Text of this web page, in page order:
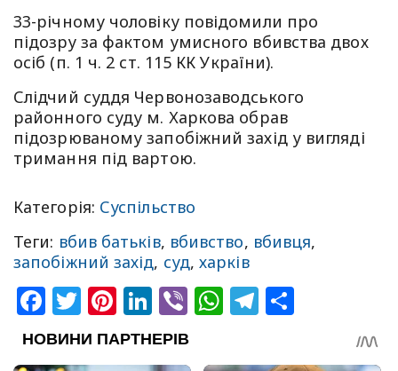
33-річному чоловіку повідомили про
підозру за фактом умисного вбивства двох
осіб (п. 1 ч. 2 ст. 115 КК України).
Слідчий суддя Червонозаводського
районного суду м. Харкова обрав
підозрюваному запобіжний захід у вигляді
тримання під вартою.
Категорія: Суспільство
Теги: вбив батьків, вбивство, вбивця,
запобіжний захід, суд,харків
Facebook
Twitter
Pinterest
LinkedIn
ViberWhatsApp
Telegram